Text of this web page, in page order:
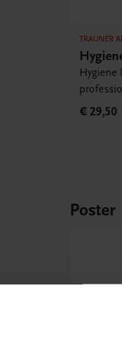
TRAUNER
Hygiene
€ 29,50
Poster